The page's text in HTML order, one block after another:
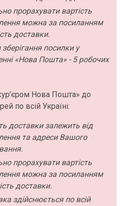
прорахувати вартість
можна за посиланням
доставки.
зберігання посилки у
«Нова Пошта» - 5 робочих
Нова Пошта» до
по всій Україні:
доставки залежить від
та адреси Вашого
прорахувати вартість
можна за посиланням
доставки.
здійснюється по всій